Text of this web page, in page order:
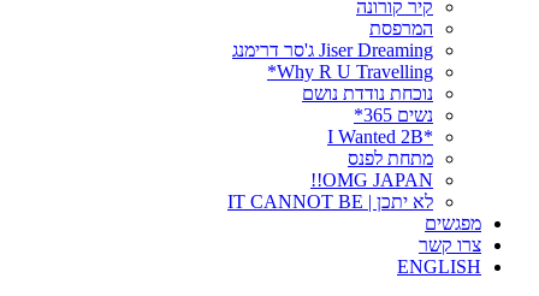
קיר קורונה
המרפסת
Jiser Dreaming ג'סר דרימנג
Why R U Travelling*
נוכחת נודדת נושם
נשים 365*
*I Wanted 2B
מתחת לפנס
OMG JAPAN!!
לא יתכן | IT CANNOT BE
מפגשים
צרו קשר
ENGLISH